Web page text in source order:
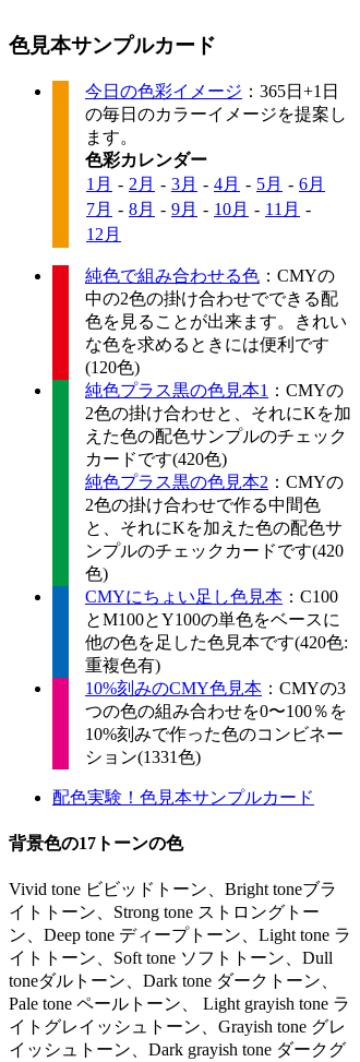
色見本サンプルカード
今日の色彩イメージ ：365日+1日
の毎日のカラーイメージを提案し
ます。
色彩カレンダー
1月 - 2月 - 3月 - 4月 - 5月 - 6月
7月 - 8月 - 9月 - 10月 - 11月 -
12月
純色で組み合わせる色 ：CMYの
中の2色の掛け合わせでできる配
色を見ることが出来ます。きれい
な色を求めるときには便利です
(120色)
純色プラス黒の色見本1 ：CMYの
2色の掛け合わせと、それにKを加
えた色の配色サンプルのチェック
カードです(420色)
純色プラス黒の色見本2 ：CMYの
2色の掛け合わせで作る中間色
と、それにKを加えた色の配色サ
ンプルのチェックカードです(420
色)
CMYにちょい足し色見本 ：C100
とM100とY100の単色をベースに
他の色を足した色見本です(420色:
重複色有)
10%刻みのCMY色見本 ：CMYの3
つの色の組み合わせを0〜100％を
10%刻みで作った色のコンビネー
ション(1331色)
配色実験！色見本サンプルカード
背景色の17トーンの色
Vivid tone ビビッドトーン、Bright toneブラ
イトトーン、Strong tone ストロングトー
ン、Deep tone ディープトーン、Light tone ラ
イトトーン、Soft tone ソフトトーン、Dull
toneダルトーン、Dark tone ダークトーン、
Pale tone ペールトーン、 Light grayish tone ラ
イトグレイッシュトーン、Grayish tone グレ
イッシュトーン、Dark grayish tone ダークグ